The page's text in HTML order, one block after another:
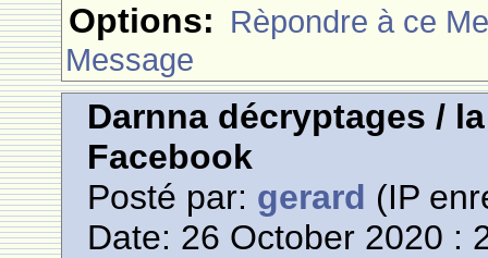
Options: Rèpondre à ce
Message
Darnna décryptages /
Facebook
Posté par: gerard (IP
Date: 26 October 2020 :